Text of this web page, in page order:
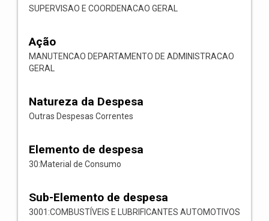
SUPERVISAO E COORDENACAO GERAL
Ação
MANUTENCAO DEPARTAMENTO DE ADMINISTRACAO
GERAL
Natureza da Despesa
Outras Despesas Correntes
Elemento de despesa
30:Material de Consumo
Sub-Elemento de despesa
3001:COMBUSTÍVEIS E LUBRIFICANTES AUTOMOTIVOS